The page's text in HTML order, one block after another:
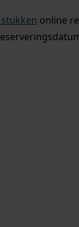
online